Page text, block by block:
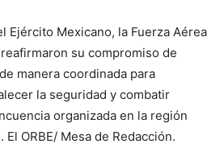
Ejército Mexicano, la Fuerza Aérea
su compromiso de
manera coordinada para
la seguridad y combatir
organizada en la región
ORBE/ Mesa de Redacción.